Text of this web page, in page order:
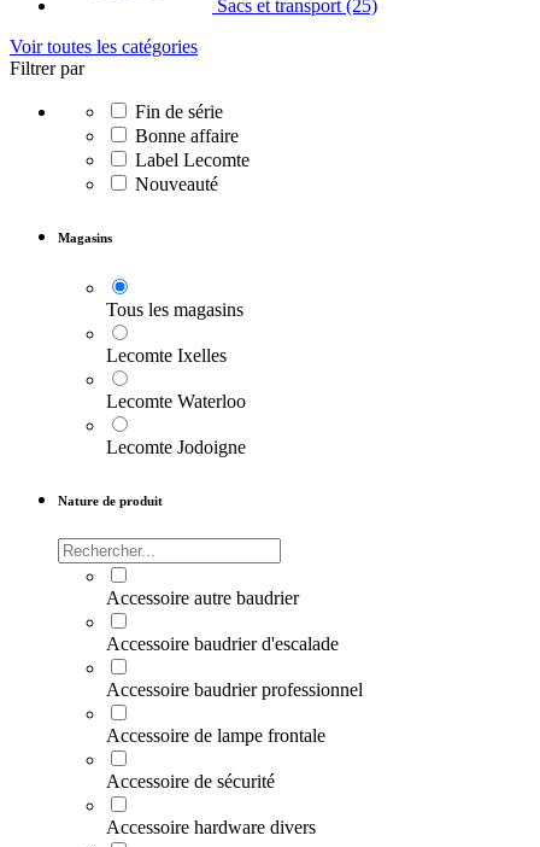
Sacs et transport (25)
Voir toutes les catégories
Filtrer par
Fin de série
Bonne affaire
Label Lecomte
Nouveauté
Magasins
Tous les magasins
Lecomte Ixelles
Lecomte Waterloo
Lecomte Jodoigne
Nature de produit
Accessoire autre baudrier
Accessoire baudrier d'escalade
Accessoire baudrier professionnel
Accessoire de lampe frontale
Accessoire de sécurité
Accessoire hardware divers